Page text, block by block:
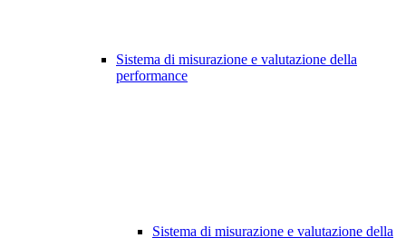
Sistema di misurazione e valutazione della
performance
Sistema di misurazione e valutazione della